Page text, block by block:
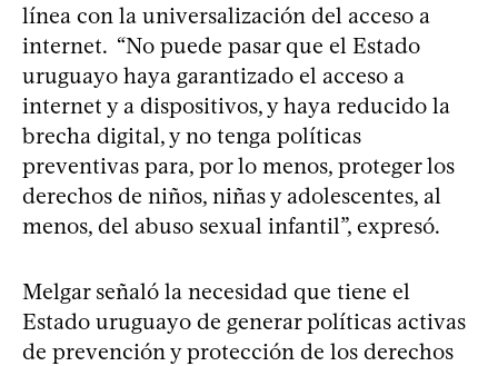
línea con la universalización del acceso a
internet. “No puede pasar que el Estado
uruguayo haya garantizado el acceso a
internet y a dispositivos, y haya reducido la
brecha digital, y no tenga políticas
preventivas para, por lo menos, proteger los
derechos de niños, niñas y adolescentes, al
menos, del abuso sexual infantil”, expresó.
Melgar señaló la necesidad que tiene el
Estado uruguayo de generar políticas activas
de prevención y protección de los derechos